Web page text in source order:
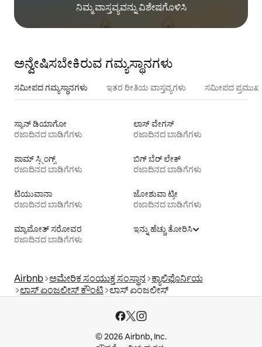
ನಿಮ್ಮ ವಾಸ್ತವ್ಯವನ್ನು ವಿಶೇಷಗೊಳಿಸಿ
ಅನ್ವೇಷಿಸಬೇಕಿರುವ ಗಮ್ಯಸ್ಥಾನಗಳು
ಸಮೀಪದ ಗಮ್ಯಸ್ಥಾನಗಳು ಇತರ ರೀತಿಯ ವಾಸ್ತವ್ಯಗಳು ಸಮೀಪದ ಪ್ರಮುಖ
ಸ್ಯಾನ್ ಡಿಯಾಗೋ
ರಜಾದಿನದ ಬಾಡಿಗೆಗಳು
ಲಾಸ್ ವೇಗಸ್
ರಜಾದಿನದ ಬಾಡಿಗೆಗಳು
ಪಾಮ್ ಸ್ಪ್ರಿಂಗ್ಸ್
ರಜಾದಿನದ ಬಾಡಿಗೆಗಳು
ಬಿಗ್ ಬೆರ್ ಲೇಕ್
ರಜಾದಿನದ ಬಾಡಿಗೆಗಳು
ಟಿ‍ಯುವಾನಾ
ರಜಾದಿನದ ಬಾಡಿಗೆಗಳು
ಜೋಶುವಾ ಟ್ರೀ
ರಜಾದಿನದ ಬಾಡಿಗೆಗಳು
ಮ್ಯಾಮೋತ್ ಸರೋವರ
ರಜಾದಿನದ ಬಾಡಿಗೆಗಳು
ಇನ್ನು ಹೆಚ್ಚು ತೋರಿಸಿ
Airbnb ಅಮೇರಿಕ ಸಂಯುಕ್ತ ಸಂಸ್ಥಾನ ಕ್ಯಾಲಿಫೊರ್ನಿಯ
ಲಾಸ್ ಏಂಜಲೀಸ್ ಕೌಂಟಿ ಲಾಸ್ ಏಂಜಲೀಸ್
© 2026 Airbnb, Inc.